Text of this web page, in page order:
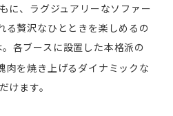
に、ラグジュアリーなソファー
る贅沢なひとときを楽しめるの
各ブースに設置した本格派の
肉を焼き上げるダイナミックな
けます。